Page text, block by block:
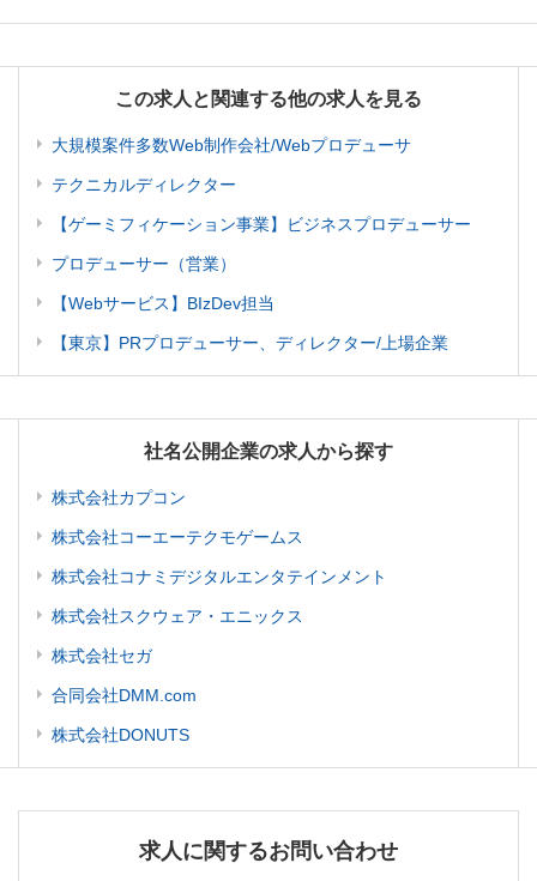
この求人と関連する他の求人を見る
大規模案件多数Web制作会社/Webプロデューサ
テクニカルディレクター
【ゲーミフィケーション事業】ビジネスプロデューサー
プロデューサー（営業）
【Webサービス】BIzDev担当
【東京】PRプロデューサー、ディレクター/上場企業
社名公開企業の求人から探す
株式会社カプコン
株式会社コーエーテクモゲームス
株式会社コナミデジタルエンタテインメント
株式会社スクウェア・エニックス
株式会社セガ
合同会社DMM.com
株式会社DONUTS
求人に関するお問い合わせ